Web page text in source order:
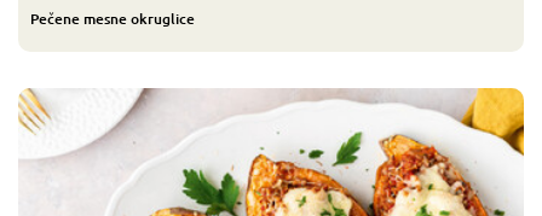
Pečene mesne okruglice